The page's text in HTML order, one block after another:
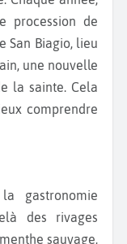
procession de
San Biagio, lieu
une nouvelle
la sainte. Cela
comprendre
des rivages
sauvage,